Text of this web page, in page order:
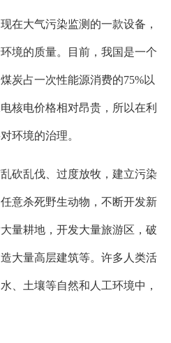
在大气污染监测的一款设备，
境的质量。目前，我国是一个
炭占一次性能源消费的75%以
核电价格相对昂贵，所以在利
环境的治理。
砍乱伐、过度放牧，建立污染
意杀死野生动物，不断开发新
量耕地，开发大量旅游区，破
大量高层建筑等。许多人类活
、土壤等自然和人工环境中，